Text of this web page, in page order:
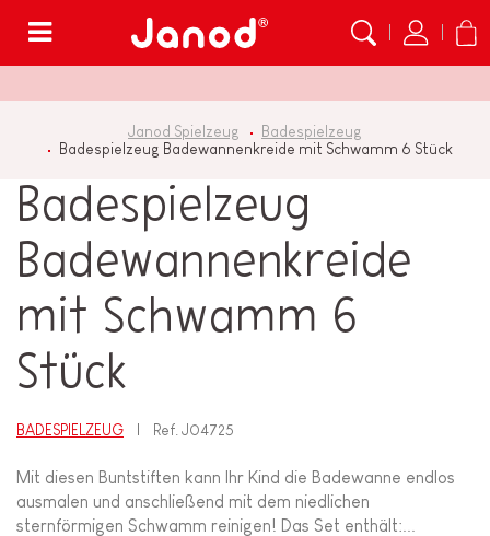
Janod Spielzeug
Badespielzeug
Badespielzeug Badewannenkreide mit Schwamm 6 Stück
Badespielzeug
Badewannenkreide
mit Schwamm 6
Stück
BADESPIELZEUG Ref.J04725
Mit diesen Buntstiften kann Ihr Kind die Badewanne endlos
ausmalen und anschließend mit dem niedlichen
sternförmigen Schwamm reinigen! Das Set enthält:...